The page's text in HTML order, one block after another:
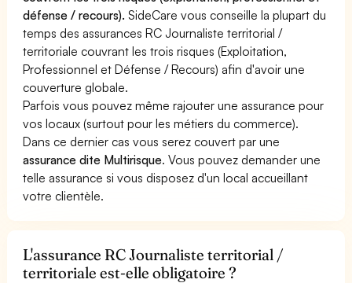
défense / recours). SideCare vous conseille la plupart du
temps des assurances RC Journaliste territorial /
territoriale couvrant les trois risques (Exploitation,
Professionnel et Défense / Recours) afin d'avoir une
couverture globale.
Parfois vous pouvez même rajouter une assurance pour
vos locaux (surtout pour les métiers du commerce).
Dans ce dernier cas vous serez couvert par une
assurance dite Multirisque. Vous pouvez demander une
telle assurance si vous disposez d'un local accueillant
votre clientèle.
L'assurance RC Journaliste territorial /
territoriale est-elle obligatoire ?